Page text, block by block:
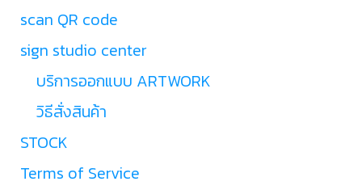
scan QR code
sign studio center
บริการออกแบบ ARTWORK
วิธีสั่งสินค้า
STOCK
Terms of Service